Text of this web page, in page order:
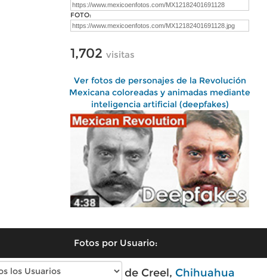
FOTO:
1,702 visitas
Ver fotos de personajes de la Revolución
Mexicana coloreadas y animadas mediante
inteligencia artificial (deepfakes)
Fotos por Usuario:
Fotos modernas de Creel, Chihuahua